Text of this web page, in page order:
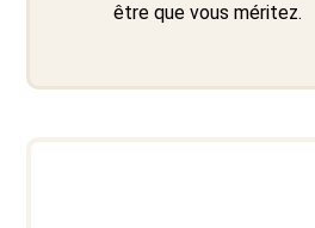
être que vous méritez.